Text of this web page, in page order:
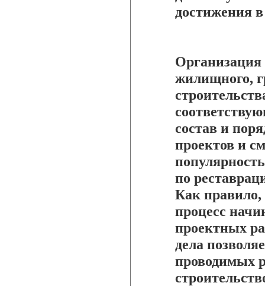
достижения
Организация
жилищного,
состав и
проектов и
по
Как
процесс
проектных
дела
проводимых